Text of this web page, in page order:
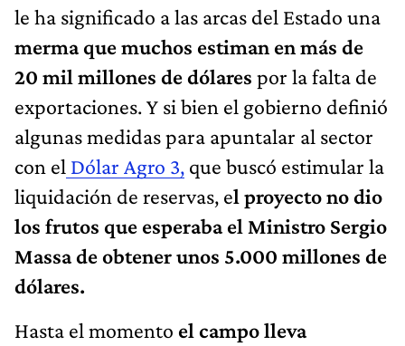
le ha significado a las arcas del Estado una
merma que muchos estiman en más de
20 mil millones de dólares por la falta de
exportaciones. Y si bien el gobierno definió
algunas medidas para apuntalar al sector
con el Dólar Agro 3, que buscó estimular la
liquidación de reservas, el proyecto no dio
los frutos que esperaba el Ministro Sergio
Massa de obtener unos 5.000 millones de
dólares.
Hasta el momento el campo lleva